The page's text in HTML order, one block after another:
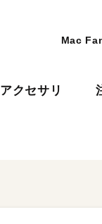
Mac
アクセサリ